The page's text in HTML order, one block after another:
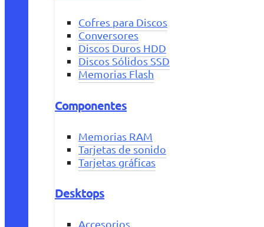
Cofres para Discos
Conversores
Discos Duros HDD
Discos Sólidos SSD
Memorias Flash
Componentes
Memorias RAM
Tarjetas de sonido
Tarjetas gráficas
Desktops
Accesorios